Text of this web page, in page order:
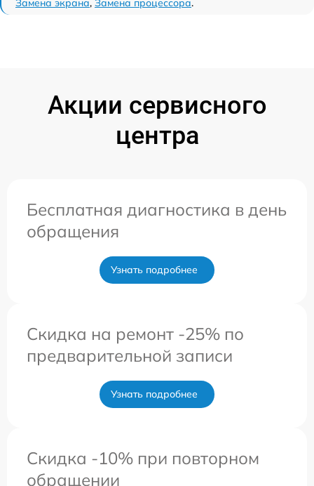
Замена экрана, Замена процессора.
Акции сервисного
центра
Бесплатная диагностика в день
обращения
Узнать подробнее
Скидка на ремонт -25% по
предварительной записи
Узнать подробнее
Скидка -10% при повторном
обращении